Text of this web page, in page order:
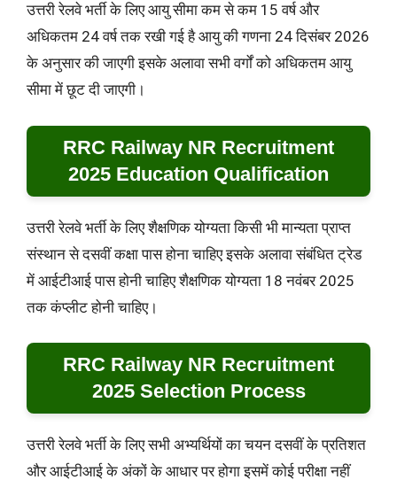
उत्तरी रेलवे भर्ती के लिए आयु सीमा कम से कम 15 वर्ष और
अधिकतम 24 वर्ष तक रखी गई है आयु की गणना 24 दिसंबर 2026
के अनुसार की जाएगी इसके अलावा सभी वर्गों को अधिकतम आयु
सीमा में छूट दी जाएगी।
RRC Railway NR Recruitment
2025 Education Qualification
उत्तरी रेलवे भर्ती के लिए शैक्षणिक योग्यता किसी भी मान्यता प्राप्त
संस्थान से दसवीं कक्षा पास होना चाहिए इसके अलावा संबंधित ट्रेड
में आईटीआई पास होनी चाहिए शैक्षणिक योग्यता 18 नवंबर 2025
तक कंप्लीट होनी चाहिए।
RRC Railway NR Recruitment
2025 Selection Process
उत्तरी रेलवे भर्ती के लिए सभी अभ्यर्थियों का चयन दसवीं के प्रतिशत
और आईटीआई के अंकों के आधार पर होगा इसमें कोई परीक्षा नहीं